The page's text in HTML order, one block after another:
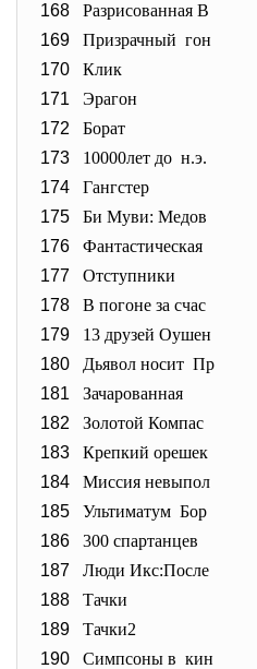
168
Разрисованная В
169
Призрачный гон
170
Клик
171
Эрагон
172
Борат
173
10000лет до н.э.
174
Гангстер
175
Би Муви: Медов
176
Фантастическая
177
Отступники
178
В погоне за счас
179
13 друзей Оушен
180
Дьявол носит Пр
181
Зачарованная
182
Золотой Компас
183
Крепкий орешек
184
Миссия невыпол
185
Ультиматум Бор
186
300 спартанцев
187
Люди Икс:После
188
Тачки
189
Тачки2
190
Симпсоны в кин